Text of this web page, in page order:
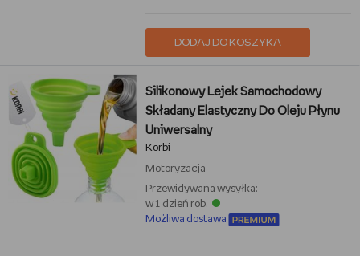
DODAJ DO KOSZYKA
Silikonowy Lejek Samochodowy
Składany Elastyczny Do Oleju Płynu
Uniwersalny
Korbi
Motoryzacja
Przewidywana wysyłka:
w 1 dzień rob.
Możliwa dostawa